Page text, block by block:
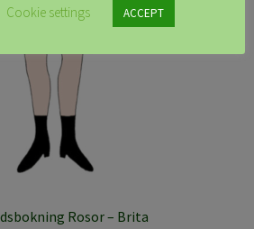
Rosor – Brita
Cookie settings ACCEPT